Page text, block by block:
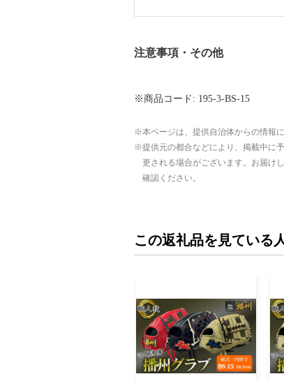
注意事項・その他
※商品コード: 195-3-BS-15
本ページは、提供自治体からの情報
提供元の都合などにより、掲載中に
更される場合がございます。お届け
確認ください。
この返礼品を見ている